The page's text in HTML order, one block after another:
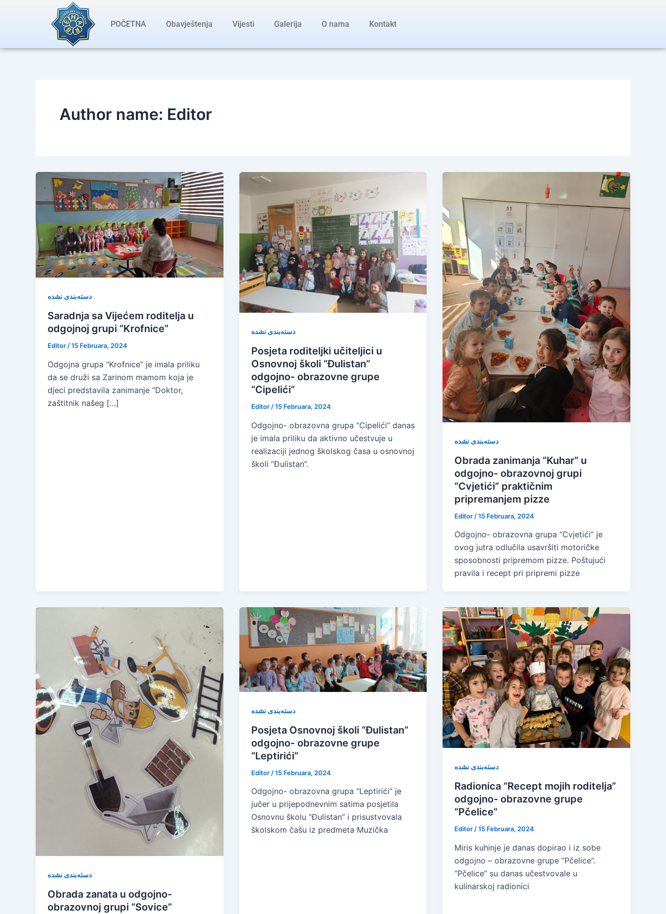
POČETNA Obavještenja Vijesti Galerija O nama Kontakt
Author name: Editor
دسته‌بندی نشده
Saradnja sa Vijećem roditelja u
odgojnoj grupi “Krofnice”
Editor/15 Februara, 2024
Odgojna grupa “Krofnice” je imala priliku
da se druži sa Zarinom mamom koja je
djeci predstavila zanimanje “Doktor,
zaštitnik našeg […]
دسته‌بندی نشده
Posjeta roditeljki učiteljici u
Osnovnoj školi “Đulistan”
odgojno- obrazovne grupe
“Cipelići”
Editor /15 Februara, 2024
Odgojno- obrazovna grupa “Cipelići” danas
je imala priliku da aktivno učestvuje u
realizaciji jednog školskog časa u osnovnoj
školi “Đulistan”.
دسته‌بندی نشده
Obrada zanimanja “Kuhar” u
odgojno- obrazovnoj grupi
“Cvjetići” praktičnim
pripremanjem pizze
Editor /15 Februara, 2024
Odgojno- obrazovna grupa “Cvjetići” je
ovog jutra odlučila usavršiti motoričke
sposobnosti pripremom pizze. Poštujući
pravila i recept pri pripremi pizze
دسته‌بندی نشده
Obrada zanata u odgojno-
obrazovnoj grupi “Sovice”
دسته‌بندی نشده
Posjeta Osnovnoj školi “Đulistan”
odgojno- obrazovne grupe
“Leptirići”
Editor /15 Februara, 2024
Odgojno- obrazovna grupa “Leptirići” je
jučer u prijepodnevnim satima posjetila
Osnovnu školu “Đulistan” i prisustvovala
školskom čašu iz predmeta Muzička
دسته‌بندی نشده
Radionica “Recept mojih roditelja”
odgojno- obrazovne grupe
“Pčelice”
Editor /15 Februara, 2024
Miris kuhinje je danas dopirao i iz sobe
odgojno – obrazovne grupe “Pčelice”.
“Pčelice” su danas učestvovale u
kulinarskoj radionici
pagination